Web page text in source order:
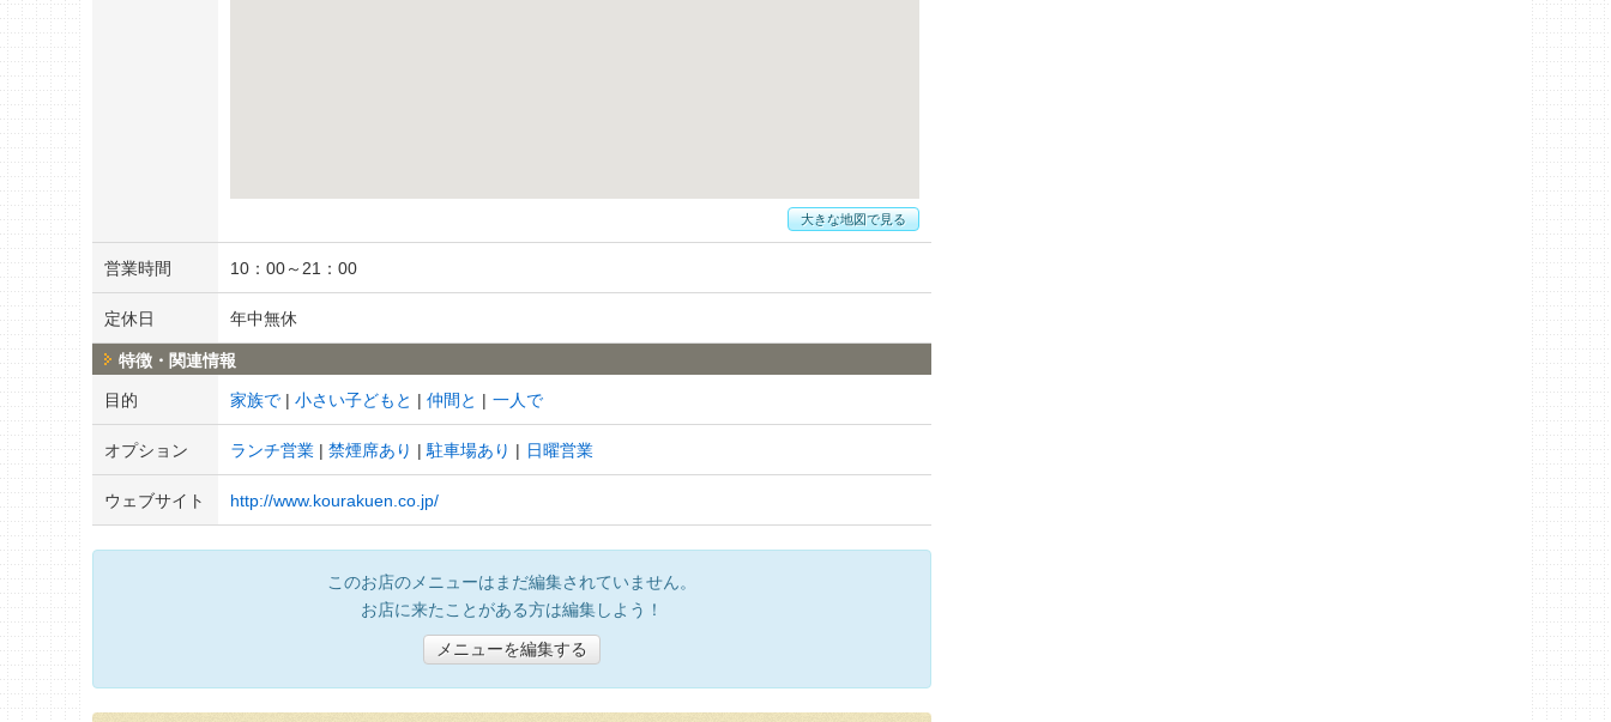
大きな地図で見る
営業時間 10：00～21：00
定休日 年中無休
特徴・関連情報
目的 家族で 小さい子どもと 仲間と 一人で
オプション ランチ営業 禁煙席あり 駐車場あり 日曜営業
ウェブサイト http://www.kourakuen.co.jp/
このお店のメニューはまだ編集されていません。
お店に来たことがある方は編集しよう！
メニューを編集する